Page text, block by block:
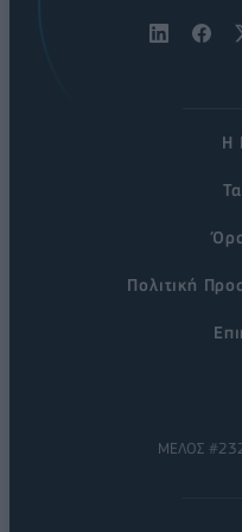
Η
Πολιτική
ΜΕΛΟΣ